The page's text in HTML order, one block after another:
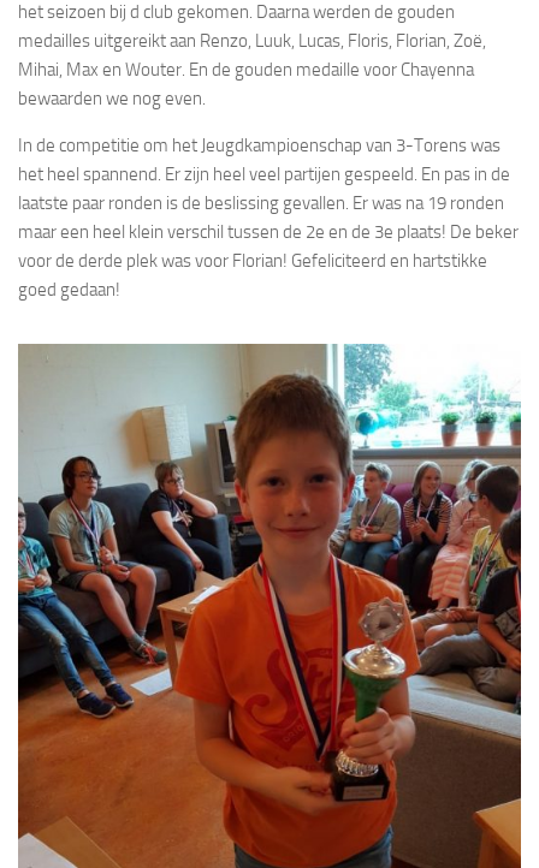
het seizoen bij d club gekomen. Daarna werden de gouden
medailles uitgereikt aan Renzo, Luuk, Lucas, Floris, Florian, Zoë,
Mihai, Max en Wouter. En de gouden medaille voor Chayenna
bewaarden we nog even.
In de competitie om het Jeugdkampioenschap van 3-Torens was
het heel spannend. Er zijn heel veel partijen gespeeld. En pas in de
laatste paar ronden is de beslissing gevallen. Er was na 19 ronden
maar een heel klein verschil tussen de 2e en de 3e plaats! De beker
voor de derde plek was voor Florian! Gefeliciteerd en hartstikke
goed gedaan!